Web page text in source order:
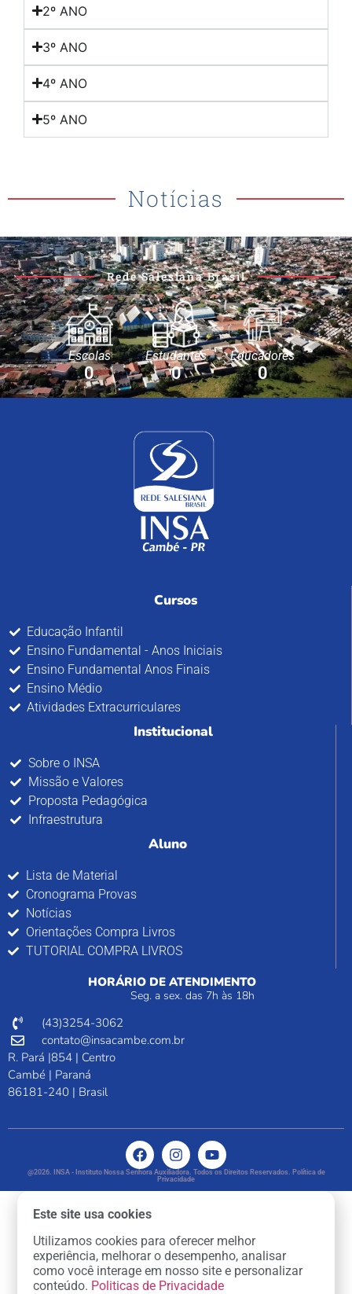
2º ANO
3º ANO
4º ANO
5º ANO
Notícias
Rede Salesiana Brasil
Escolas
0
Estudantes
0
Educadores
0
Cursos
Educação Infantil
Ensino Fundamental - Anos Iniciais
Ensino Fundamental Anos Finais
Ensino Médio
Atividades Extracurriculares
Institucional
Sobre o INSA
Missão e Valores
Proposta Pedagógica
Infraestrutura
Aluno
Lista de Material
Cronograma Provas
Notícias
Orientações Compra Livros
TUTORIAL COMPRA LIVROS
HORÁRIO DE ATENDIMENTO
Seg. a sex. das 7h às 18h
(43)3254-3062
contato@insacambe.com.br
R. Pará |854 | Centro
Cambé | Paraná
86181-240 | Brasil
@2026. INSA - Instituto Nossa Senhora Auxiliadora. Todos os Direitos Reservados. Política de
Privacidade
Este site usa cookies
Utilizamos cookies para oferecer melhor
experiência, melhorar o desempenho, analisar
como você interage em nosso site e personalizar
conteúdo. Politicas de Privacidade